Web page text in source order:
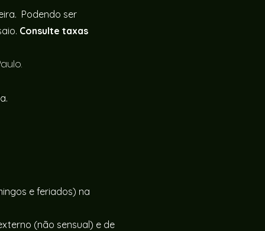
Podendo ser
Consulte taxas
e feriados) na
(não sensual) e de